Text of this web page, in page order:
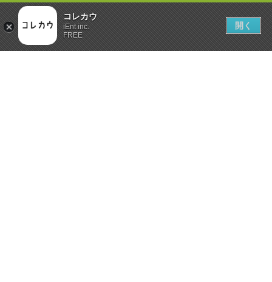
コレカウ
iEnt inc.
FREE
開く